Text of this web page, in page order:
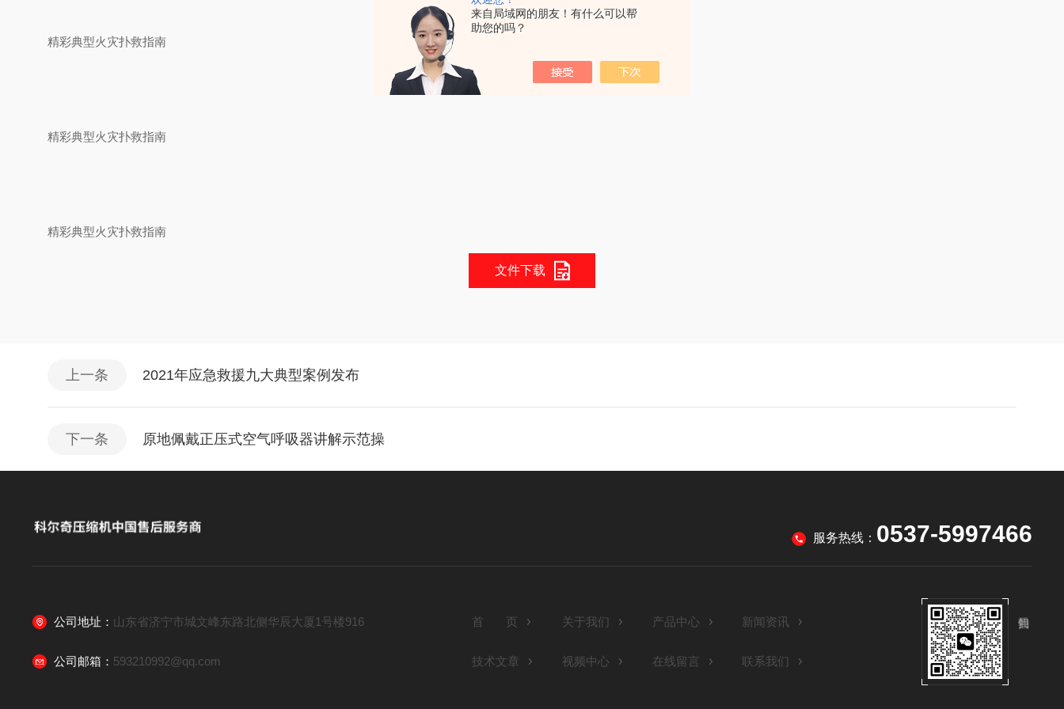
来自局域网的朋友！有什么可以帮
助您的吗？
精彩典型火灾扑救指南
精彩典型火灾扑救指南
精彩典型火灾扑救指南
文件下载
上一条 2021年应急救援九大典型案例发布
下一条 原地佩戴正压式空气呼吸器讲解示范操
服务热线： 0537-5997466
公司地址： 山东省济宁市城文峰东路北侧华辰大厦1号楼916
公司邮箱： 593210992@qq.com
首 页 关于我们 产品中心 新闻资讯
技术文章 视频中心 在线留言 联系我们